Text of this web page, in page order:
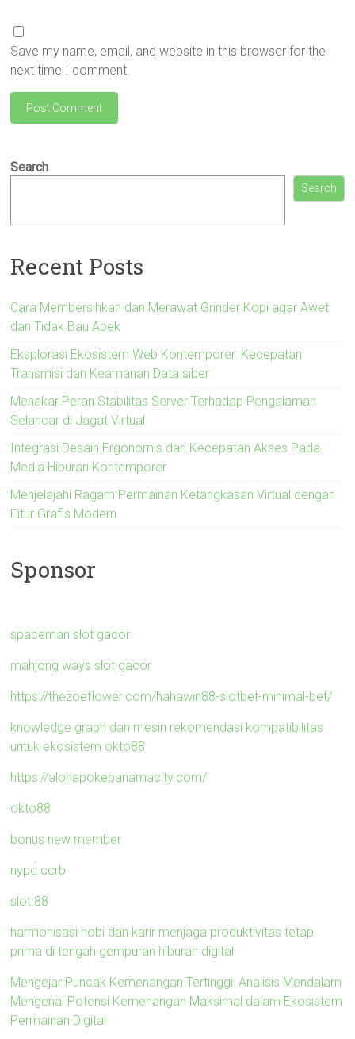
Save my name, email, and website in this browser for the
next time I comment.
Search
Search
Recent Posts
Cara Membersihkan dan Merawat Grinder Kopi agar Awet
dan Tidak Bau Apek
Eksplorasi Ekosistem Web Kontemporer: Kecepatan
Transmisi dan Keamanan Data siber
Menakar Peran Stabilitas Server Terhadap Pengalaman
Selancar di Jagat Virtual
Integrasi Desain Ergonomis dan Kecepatan Akses Pada
Media Hiburan Kontemporer
Menjelajahi Ragam Permainan Ketangkasan Virtual dengan
Fitur Grafis Modern
Sponsor
spaceman slot gacor
mahjong ways slot gacor
https://thezoeflower.com/hahawin88-slotbet-minimal-bet/
knowledge graph dan mesin rekomendasi kompatibilitas
untuk ekosistem okto88
https://alohapokepanamacity.com/
okto88
bonus new member
nypd ccrb
slot 88
harmonisasi hobi dan karir menjaga produktivitas tetap
prima di tengah gempuran hiburan digital
Mengejar Puncak Kemenangan Tertinggi: Analisis Mendalam
Mengenai Potensi Kemenangan Maksimal dalam Ekosistem
Permainan Digital